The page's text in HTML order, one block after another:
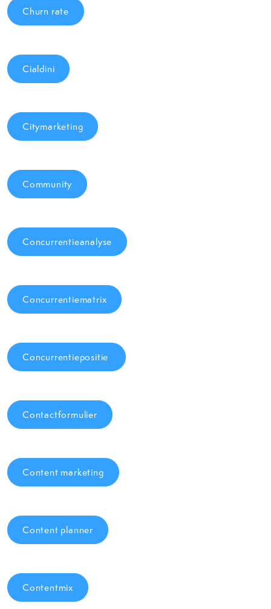
Churn rate
Cialdini
Citymarketing
Community
Concurrentieanalyse
Concurrentiematrix
Concurrentiepositie
Contactformulier
Content marketing
Content planner
Contentmix